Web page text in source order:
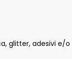
glitter, adesivi